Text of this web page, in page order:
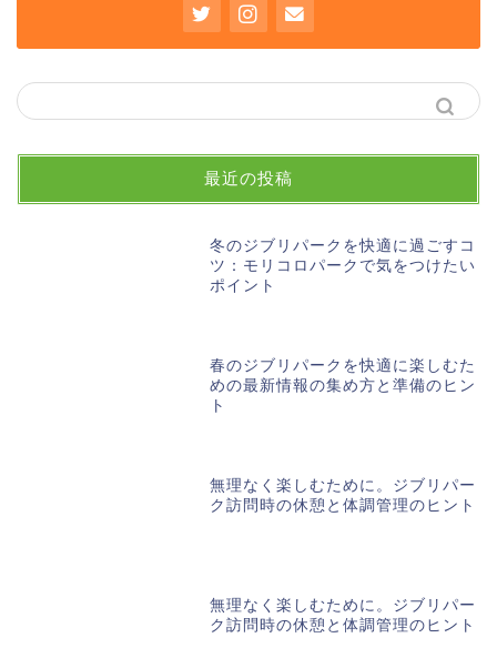
最近の投稿
冬のジブリパークを快適に過ごすコ
ツ：モリコロパークで気をつけたい
ポイント
春のジブリパークを快適に楽しむた
めの最新情報の集め方と準備のヒン
ト
無理なく楽しむために。ジブリパー
ク訪問時の休憩と体調管理のヒント
無理なく楽しむために。ジブリパー
ク訪問時の休憩と体調管理のヒント